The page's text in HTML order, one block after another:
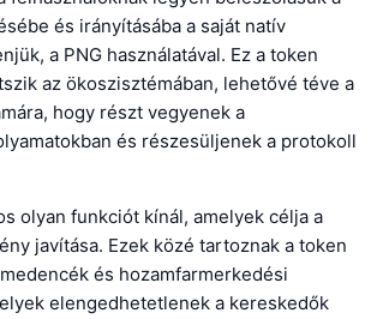
és irányításába a saját natív
a PNG használatával. Ez a token
az ökoszisztémában, lehetővé téve a
hogy részt vegyenek a
és részesüljenek a protokoll
olyan funkciót kínál, amelyek célja a
javítása. Ezek közé tartoznak a token
és hozamfarmerkedési
elengedhetetlenek a kereskedők